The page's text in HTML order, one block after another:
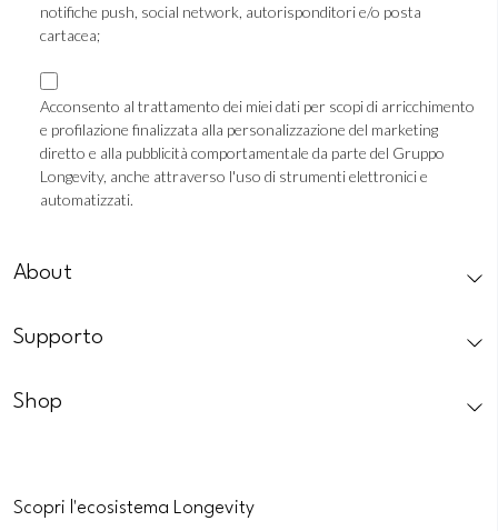
notifiche push, social network, autorisponditori e/o posta
cartacea;
Consenso
Marketing
Profilazione
Acconsento al trattamento dei miei dati per scopi di arricchimento
e profilazione finalizzata alla personalizzazione del marketing
diretto e alla pubblicità comportamentale da parte del Gruppo
Longevity, anche attraverso l'uso di strumenti elettronici e
automatizzati.
About
Supporto
Shop
Scopri l'ecosistema Longevity